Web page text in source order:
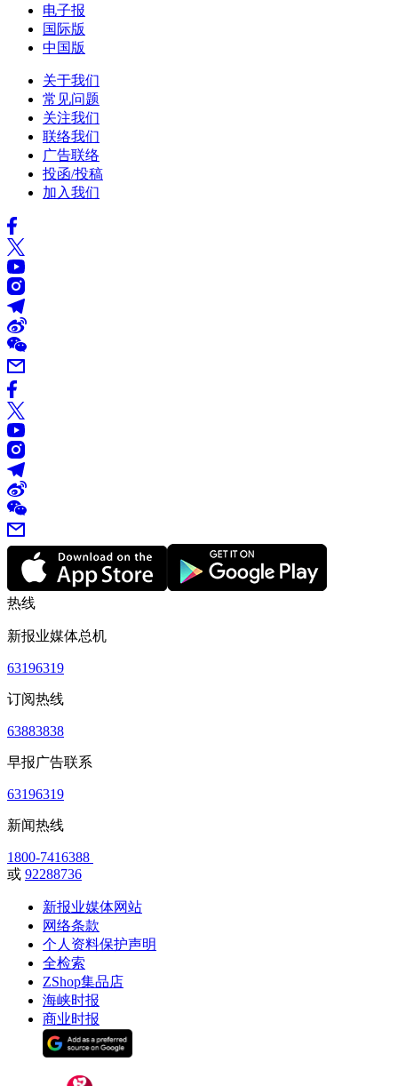
电子报
国际版
中国版
关于我们
常见问题
关注我们
联络我们
广告联络
投函/投稿
加入我们
热线
新报业媒体总机
63196319
订阅热线
63883838
早报广告联系
63196319
新闻热线
1800-7416388
或 92288736
新报业媒体网站
网络条款
个人资料保护声明
全检索
ZShop集品店
海峡时报
商业时报